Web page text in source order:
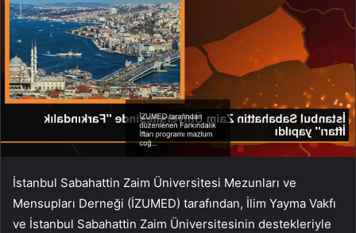
İstanbul Sabahattin Zaim Üniversitesi Mezunları ve
Mensupları Derneği (İZUMED) tarafından, İlim Yayma Vakfı
ve İstanbul Sabahattin Zaim Üniversitesinin destekleriyle